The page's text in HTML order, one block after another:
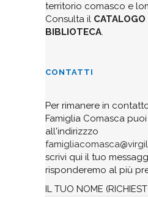
territorio comasco e
Consulta il CATALOGO
BIBLIOTECA.
CONTATTI
Per rimanere in
Famiglia Comasca
all'indirizzzo
scrivi qui il tuo
risponderemo al più
IL TUO NOME